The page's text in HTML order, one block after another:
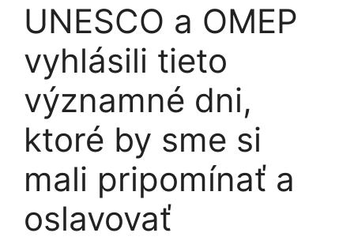
UNESCO a OMEP
vyhlásili tieto
významné dni,
ktoré by sme si
mali pripomínať a
oslavovať